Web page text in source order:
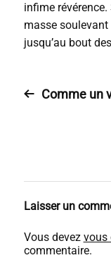
infime révérence.
masse soulevant
jusqu’au bout
Comme un
Laisser un
Vous devez vous
commentaire.